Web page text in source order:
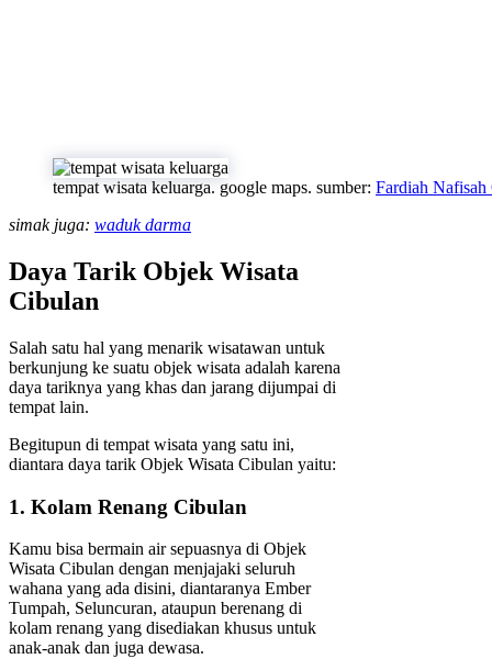
tempat wisata keluarga. google maps. sumber: Fardiah Nafisah
simak juga: waduk darma
Daya Tarik Objek Wisata
Cibulan
Salah satu hal yang menarik wisatawan untuk
berkunjung ke suatu objek wisata adalah karena
daya tariknya yang khas dan jarang dijumpai di
tempat lain.
Begitupun di tempat wisata yang satu ini,
diantara daya tarik Objek Wisata Cibulan yaitu:
1. Kolam Renang Cibulan
Kamu bisa bermain air sepuasnya di Objek
Wisata Cibulan dengan menjajaki seluruh
wahana yang ada disini, diantaranya Ember
Tumpah, Seluncuran, ataupun berenang di
kolam renang yang disediakan khusus untuk
anak-anak dan juga dewasa.